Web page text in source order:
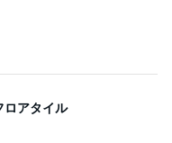
たお店の人